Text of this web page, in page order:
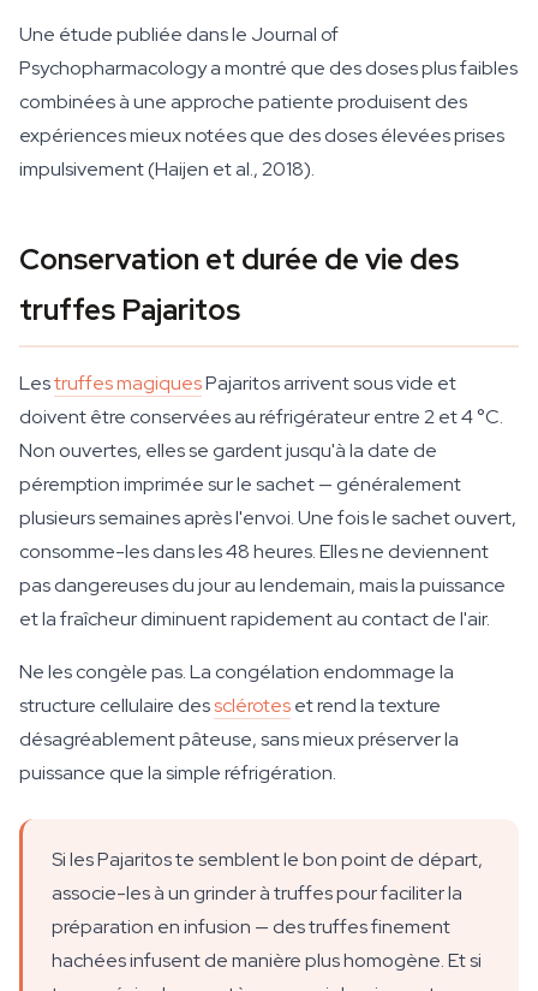
Une étude publiée dans le Journal of
Psychopharmacology a montré que des doses plus faibles
combinées à une approche patiente produisent des
expériences mieux notées que des doses élevées prises
impulsivement (Haijen et al., 2018).
Conservation et durée de vie des
truffes Pajaritos
Lestruffes magiquesPajaritos arrivent sous vide et
doivent être conservées au réfrigérateur entre 2 et 4 °C.
Non ouvertes, elles se gardent jusqu'à la date de
péremption imprimée sur le sachet — généralement
plusieurs semaines après l'envoi. Une fois le sachet ouvert,
consomme-les dans les 48 heures. Elles ne deviennent
pas dangereuses du jour au lendemain, mais la puissance
et la fraîcheur diminuent rapidement au contact de l'air.
Ne les congèle pas. La congélation endommage la
structure cellulaire desscléroteset rend la texture
désagréablement pâteuse, sans mieux préserver la
puissance que la simple réfrigération.
Si les Pajaritos te semblent le bon point de départ,
associe-les à un grinder à truffes pour faciliter la
préparation en infusion — des truffes finement
hachées infusent de manière plus homogène. Et si